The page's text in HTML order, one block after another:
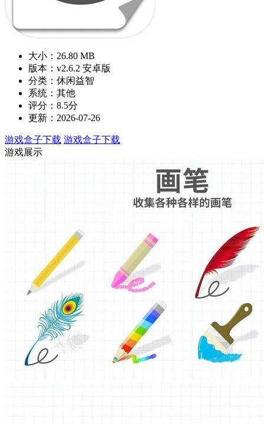
大小：26.80 MB
版本：v2.6.2 安卓版
分类：休闲益智
系统：其他
评分：8.5分
更新：2026-07-26
游戏盒子下载 游戏盒子下载
游戏展示